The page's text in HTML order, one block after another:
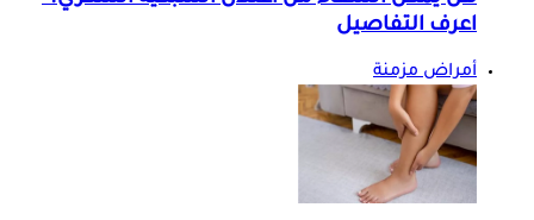
اعرف التفاصيل
أمراض مزمنة